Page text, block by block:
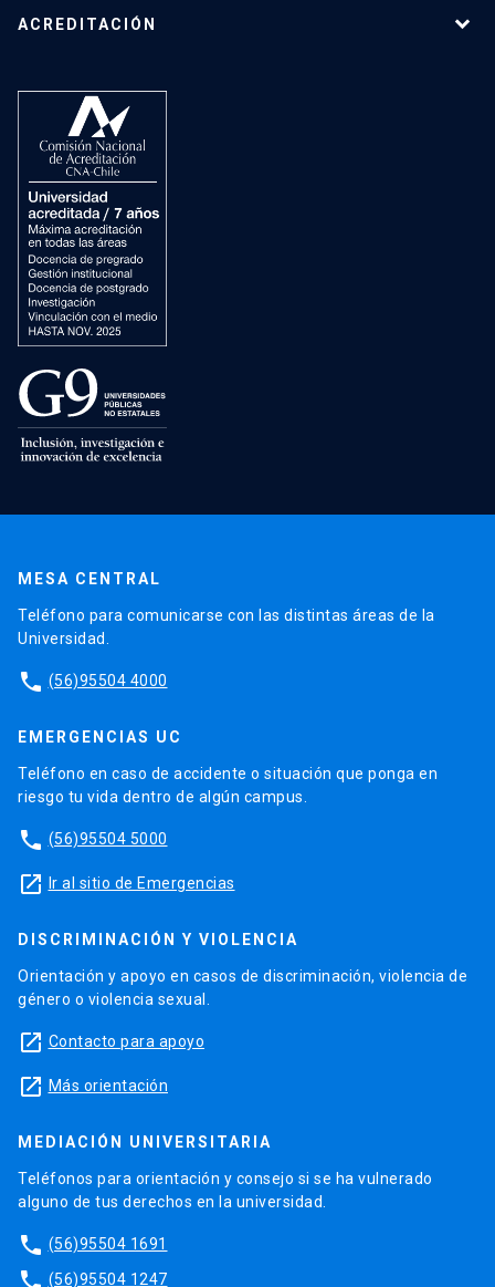
ACREDITACIÓN
MESA CENTRAL
Teléfono para comunicarse con las distintas áreas de la
Universidad.
phone (56)95504 4000
EMERGENCIAS UC
Teléfono en caso de accidente o situación que ponga en
riesgo tu vida dentro de algún campus.
phone (56)95504 5000
launch Ir al sitio de Emergencias
DISCRIMINACIÓN Y VIOLENCIA
Orientación y apoyo en casos de discriminación, violencia de
género o violencia sexual.
launch Contacto para apoyo
launch Más orientación
MEDIACIÓN UNIVERSITARIA
Teléfonos para orientación y consejo si se ha vulnerado
alguno de tus derechos en la universidad.
phone (56)95504 1691
phone (56)95504 1247